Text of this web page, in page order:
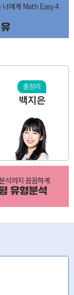
너에게 Math Easy 4
총정리
백지은
석까지 꼼꼼하게
유형분석